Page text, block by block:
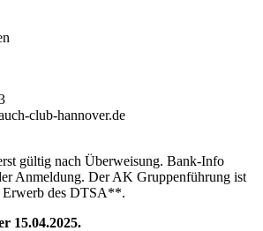
club-hannover.de
gültig nach Überweisung. Bank-Info
Anmeldung. Der AK Gruppenführung ist
Erwerb des DTSA**.
15.04.2025.